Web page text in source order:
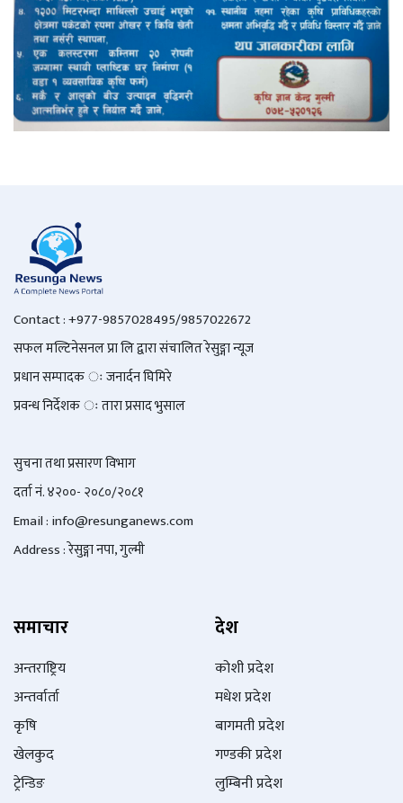
Contact : +977-9857028495/9857022672
सफल मल्टिनेसनल प्रा लि द्वारा संचालित रेसुङ्गा न्यूज
प्रधान सम्पादक ः जनार्दन घिमिरे
प्रवन्ध निर्देशक ः तारा प्रसाद भुसाल
सुचना तथा प्रसारण विभाग
दर्ता नं. ४२००- २०८०/२०८१
Email : info@resunganews.com
Address : रेसुङ्गा नपा, गुल्मी
समाचार
अन्तराष्ट्रिय
अन्तर्वार्ता
कृषि
खेलकुद
ट्रेन्डिङ
देश
कोशी प्रदेश
मधेश प्रदेश
बागमती प्रदेश
गण्डकी प्रदेश
लुम्बिनी प्रदेश